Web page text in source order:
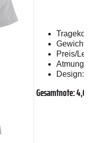
Preis/
Design:
Gesamtnote: